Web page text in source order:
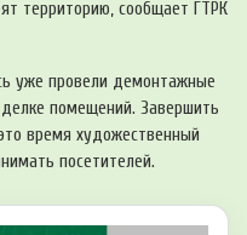
территорию, сообщает ГТРК
уже провели демонтажные
помещений. Завершить
время художественный
посетителей.